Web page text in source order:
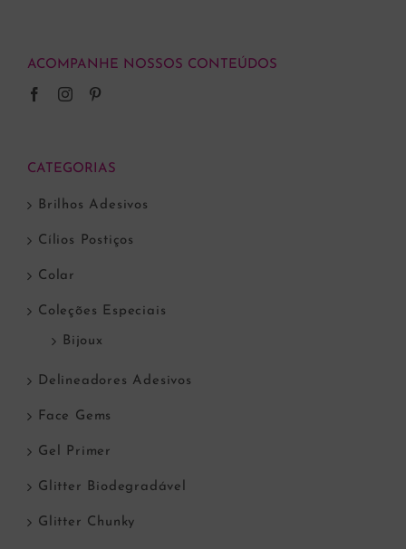
ACOMPANHE NOSSOS CONTEÚDOS
CATEGORIAS
Brilhos Adesivos
Cílios Postiços
Colar
Coleções Especiais
Bijoux
Delineadores Adesivos
Face Gems
Gel Primer
Glitter Biodegradável
Glitter Chunky